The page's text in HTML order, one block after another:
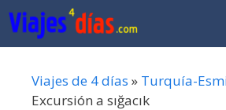
Saltar
al
contenido
Viajes de 4 días » Turquía-
Excursión a sığacık